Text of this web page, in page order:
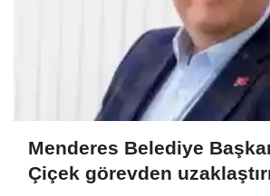
Menderes Belediye
Çiçek görevden